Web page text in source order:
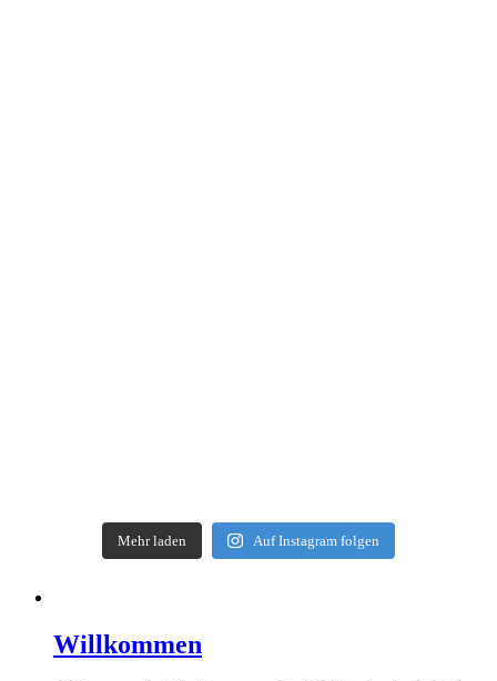
Mehr laden Auf Instagram folgen
Willkommen